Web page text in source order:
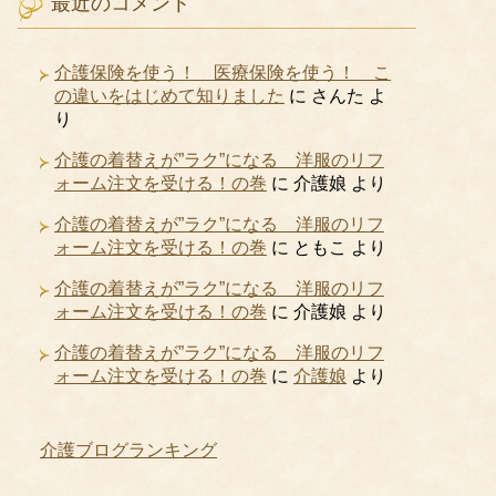
介護保険を使う！ 医療保険を使う！ こ
の違いをはじめて知りました に さんた よ
り
介護の着替えが”ラク”になる 洋服のリフ
ォーム注文を受ける！の巻 に 介護娘 より
介護の着替えが”ラク”になる 洋服のリフ
ォーム注文を受ける！の巻 に ともこ より
介護の着替えが”ラク”になる 洋服のリフ
ォーム注文を受ける！の巻 に 介護娘 より
介護の着替えが”ラク”になる 洋服のリフ
ォーム注文を受ける！の巻 に 介護娘 より
介護ブログランキング